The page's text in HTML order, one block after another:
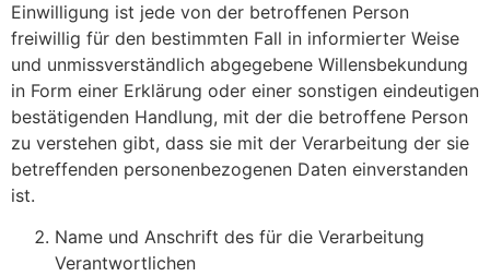
Einwilligung ist jede von der betroffenen Person
freiwillig für den bestimmten Fall in informierter Weise
und unmissverständlich abgegebene Willensbekundung
in Form einer Erklärung oder einer sonstigen eindeutigen
bestätigenden Handlung, mit der die betroffene Person
zu verstehen gibt, dass sie mit der Verarbeitung der sie
betreffenden personenbezogenen Daten einverstanden
ist.
Name und Anschrift des für die Verarbeitung
Verantwortlichen